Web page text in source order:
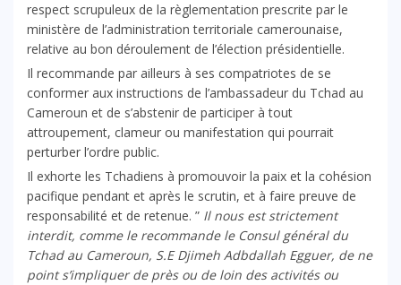
respect scrupuleux de la règlementation prescrite par le
ministère de l’administration territoriale camerounaise,
relative au bon déroulement de l’élection présidentielle.
Il recommande par ailleurs à ses compatriotes de se
conformer aux instructions de l’ambassadeur du Tchad au
Cameroun et de s’abstenir de participer à tout
attroupement, clameur ou manifestation qui pourrait
perturber l’ordre public.
Il exhorte les Tchadiens à promouvoir la paix et la cohésion
pacifique pendant et après le scrutin, et à faire preuve de
responsabilité et de retenue. ” Il nous est strictement
interdit, comme le recommande le Consul général du
Tchad au Cameroun, S.E Djimeh Adbdallah Egguer, de ne
point s’impliquer de près ou de loin des activités ou